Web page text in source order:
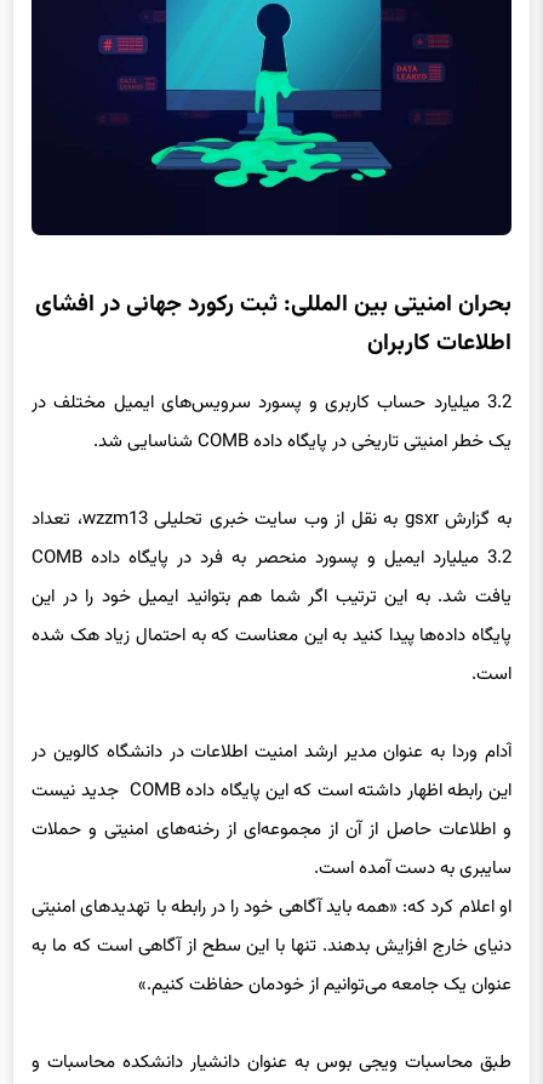
بحران امنیتی بین المللی: ثبت رکورد جهانی در افشای
اطلاعات کاربران
3.2 میلیارد حساب کاربری و پسورد سرویس‌های ایمیل مختلف در
یک خطر امنیتی تاریخی در پایگاه داده COMB شناسایی شد.
به گزارش gsxr به نقل از وب سایت خبری تحلیلی wzzm13، تعداد
3.2 میلیارد ایمیل و پسورد منحصر به فرد در پایگاه داده COMB
یافت شد. به این ترتیب اگر شما هم بتوانید ایمیل خود را در این
پایگاه داده‌ها پیدا کنید به این معناست که به احتمال زیاد هک شده
است.
آدام وردا به عنوان مدیر ارشد امنیت اطلاعات در دانشگاه کالوین در
این رابطه اظهار داشته است که این پایگاه داده COMB جدید نیست
و اطلاعات حاصل از آن از مجموعه‌ای از رخنه‌های امنیتی و حملات
سایبری به دست آمده است.
او اعلام کرد که: «همه باید آگاهی خود را در رابطه با تهدیدهای امنیتی
دنیای خارج افزایش بدهند. تنها با این سطح از آگاهی است که ما به
عنوان یک جامعه می‌توانیم از خودمان حفاظت کنیم.»
طبق محاسبات ویجی بوس به عنوان دانشیار دانشکده محاسبات و